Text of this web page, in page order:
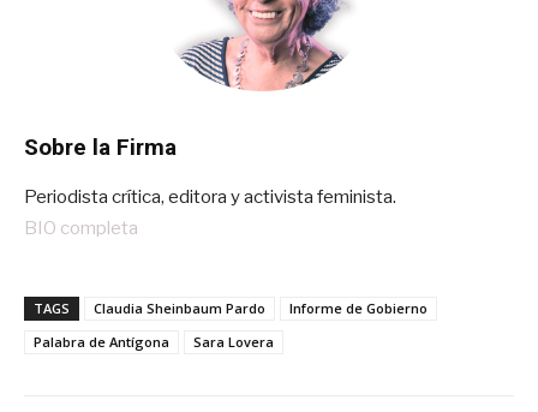
Sobre la Firma
Periodista crítica, editora y activista feminista.
BIO completa
TAGS Claudia Sheinbaum Pardo
Informe de Gobierno
Palabra de Antígona
Sara Lovera